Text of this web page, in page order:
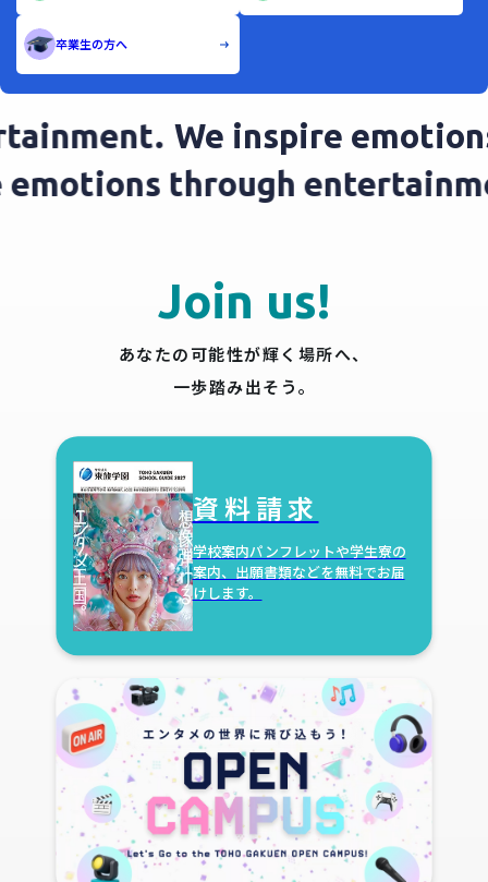
卒業生の方へ
We inspire
emotions through
Join us!
あなたの可能性が輝く場所へ、
一歩踏み出そう。
資料請求
学校案内パンフレットや学生寮の
案内、出願書類などを無料でお届
けします。